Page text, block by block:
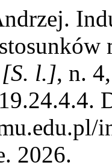
[S. l.], n.
2026.